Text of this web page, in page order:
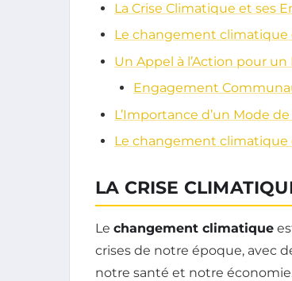
La Crise Climatique et ses
Le changement climatique
Un Appel à l’Action pour
Engagement
L’Importance d’un Mode
Le changement climatique
LA CRISE
Le changement climatique
crises de notre époque, avec
notre santé et notre